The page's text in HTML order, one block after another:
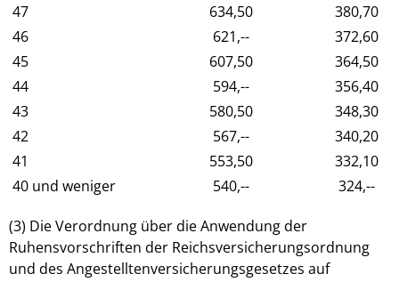
47
634,50
380,70
46
621,--
372,60
45
607,50
364,50
44
594,--
356,40
43
580,50
348,30
42
567,--
340,20
41
553,50
332,10
40 und weniger
540,-- 324,--
(3) Die Verordnung über die Anwendung der
Ruhensvorschriften der Reichsversicherungsordnung
und des Angestelltenversicherungsgesetzes auf